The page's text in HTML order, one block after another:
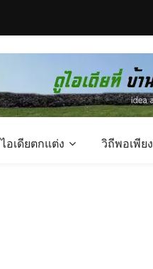
ไอเดียตกแต่ง วิถีพอเพียง